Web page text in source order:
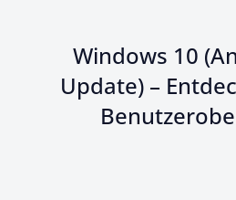
Windows 10
Update) –